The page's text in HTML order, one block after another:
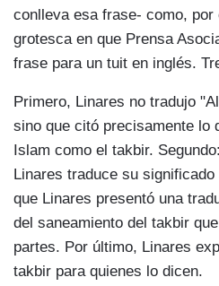
conlleva esa frase- como, por
grotesca en que Prensa
frase para un tuit en inglés.
Primero, Linares no tradujo
sino que citó precisamente lo
Islam como el takbir.
Linares traduce su
que Linares presentó una
del saneamiento del takbir
partes. Por último, Linares
takbir para quienes lo dicen.